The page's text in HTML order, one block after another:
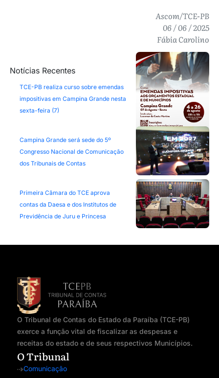
Ascom/TCE-PB
06 / 06 / 2025
Fábia Carolino
Notícias Recentes
TCE-PB realiza curso sobre emendas
impositivas em Campina Grande nesta
sexta-feira (7)
Campina Grande será sede do 5º
Congresso Nacional de Comunicação
dos Tribunais de Contas
Primeira Câmara do TCE aprova
contas da Daesa e dos Institutos de
Previdência de Juru e Princesa
O Tribunal de Contas do Estado da Paraíba (TCE-PB)
exerce a função vital de fiscalizar as despesas e
receitas do estado e de seus respectivos Municípios.
O Tribunal
Comunicação